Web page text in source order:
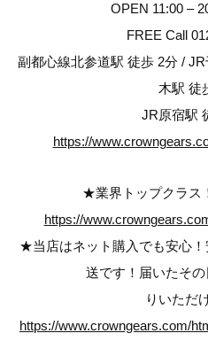
OPEN 11:00 –
FREE Call
副都心線北参道駅 徒歩 2分 /
木駅 徒
JR原宿駅
https://
★業界トップクラス
https://
★当店はネット購入でも安心
送です！届いたそ
りいただ
https://www.crowngears.com/